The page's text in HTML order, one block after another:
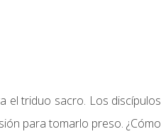
el triduo sacro. Los discípulos
para tomarlo preso. ¿Cómo